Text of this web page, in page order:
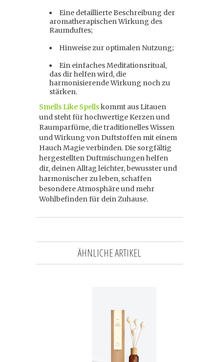
Eine detaillierte Beschreibung der
aromatherapischen Wirkung des
Raumduftes;
Hinweise zur optimalen Nutzung;
Ein einfaches Meditationsritual,
das dir helfen wird, die
harmonisierende Wirkung noch zu
stärken.
Smells Like Spellskommt aus Litauen
und steht für hochwertige Kerzen und
Raumparfüme, die traditionelles Wissen
und Wirkung von Duftstoffen mit einem
Hauch Magie verbinden. Die sorgfältig
hergestellten Duftmischungen helfen
dir, deinen Alltag leichter, bewusster und
harmonischer zu leben, schaffen
besondere Atmosphäre und mehr
Wohlbefinden für dein Zuhause.
ÄHNLICHE ARTIKEL